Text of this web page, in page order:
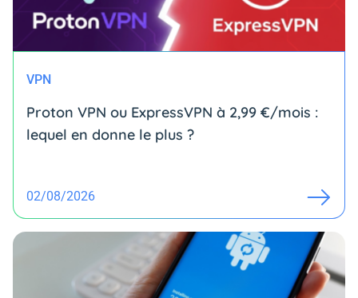
VPN
Proton VPN ou ExpressVPN à 2,99 €/mois :
lequel en donne le plus ?
02/08/2026